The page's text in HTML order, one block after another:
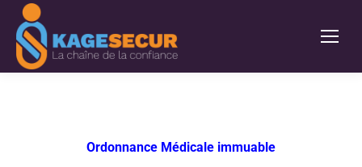
Ordonnance Médicale immuable